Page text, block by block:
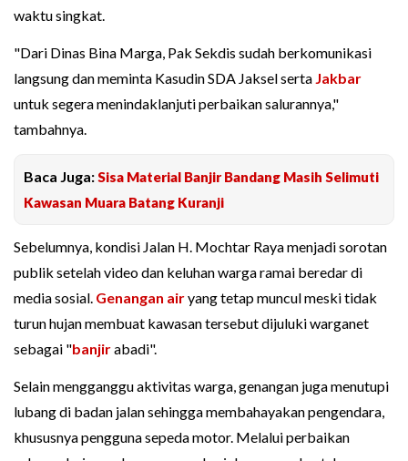
waktu singkat.
"Dari Dinas Bina Marga, Pak Sekdis sudah berkomunikasi
langsung dan meminta Kasudin SDA Jaksel serta Jakbar
untuk segera menindaklanjuti perbaikan salurannya,"
tambahnya.
Baca Juga:Sisa Material Banjir Bandang Masih Selimuti
Kawasan Muara Batang Kuranji
Sebelumnya, kondisi Jalan H. Mochtar Raya menjadi sorotan
publik setelah video dan keluhan warga ramai beredar di
media sosial. Genangan airyang tetap muncul meski tidak
turun hujan membuat kawasan tersebut dijuluki warganet
sebagai "banjirabadi".
Selain mengganggu aktivitas warga, genangan juga menutupi
lubang di badan jalan sehingga membahayakan pengendara,
khususnya pengguna sepeda motor. Melalui perbaikan